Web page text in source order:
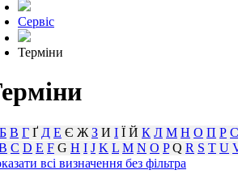
Сервіс
Терміни
Б В Г Ґ Д Е Є Ж З И І Ї Й К Л М Н О П Р С
C D E F G H I J K L M N O PQ R S T U
всі визначення без фільтра